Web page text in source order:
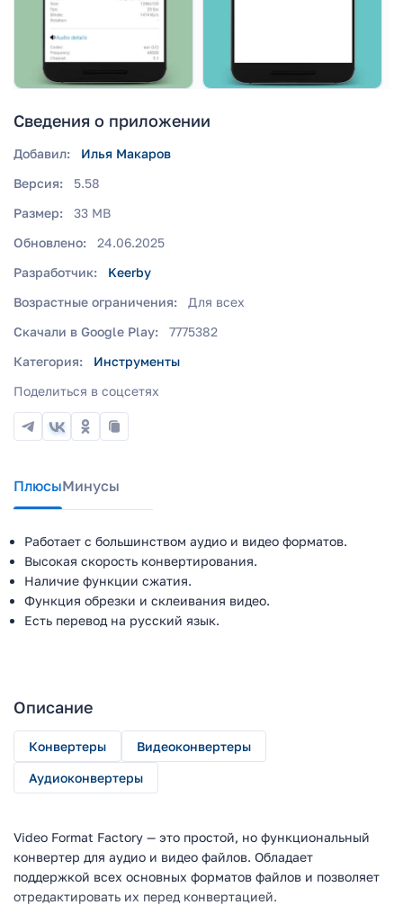
Сведения о приложении
Добавил:
Илья Макаров
Версия:
5.58
Размер:
33 MB
Обновлено:
24.06.2025
Разработчик:
Keerby
Возрастные ограничения:
Для всех
Скачали в Google Play:
7775382
Категория:
Инструменты
Поделиться в соцсетях
ПлюсыМинусы
Работает с большинством аудио и видео форматов.
Высокая скорость конвертирования.
Наличие функции сжатия.
Функция обрезки и склеивания видео.
Есть перевод на русский язык.
Описание
Конвертеры Видеоконвертеры
Аудиоконвертеры
Video Format Factory — это простой, но функциональный
конвертер для аудио и видео файлов. Обладает
поддержкой всех основных форматов файлов и позволяет
отредактировать их перед конвертацией.